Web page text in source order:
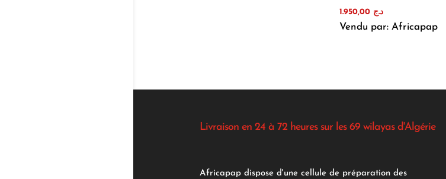
د.ج 1.950,00
Vendu par: Africapap
Livraison en 24 à 72 heures sur les 69 wilayas d'Algérie
Africapap dispose d'une cellule de préparation des